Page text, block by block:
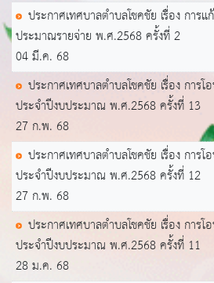
ประกาศเทศบาลตำบลโชคชัย เรื่อง การแ
ประมาณรายจ่าย พ.ศ.2568 ครั้งที่ 2
04 มี.ค. 68
ประกาศเทศบาลตำบลโชคชัย เรื่อง การ
ประจำปีงบประมาณ พ.ศ.2568 ครั้งที่ 13
27 ก.พ. 68
ประกาศเทศบาลตำบลโชคชัย เรื่อง การ
ประจำปีงบประมาณ พ.ศ.2568 ครั้งที่ 12
27 ก.พ. 68
ประกาศเทศบาลตำบลโชคชัย เรื่อง การ
ประจำปีงบประมาณ พ.ศ.2568 ครั้งที่ 11
28 ม.ค. 68